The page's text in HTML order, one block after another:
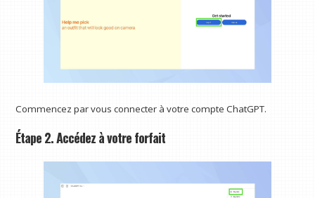
Commencez par vous connecter à votre compte ChatGPT.
Étape 2. Accédez à votre forfait